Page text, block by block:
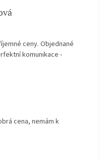
of 5 stars.
ceny. Objednané
komunikace -
of 5 stars.
cena, nemám k